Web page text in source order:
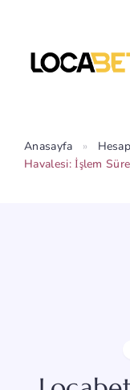
Anasayfa »
Havalesi: İşlem